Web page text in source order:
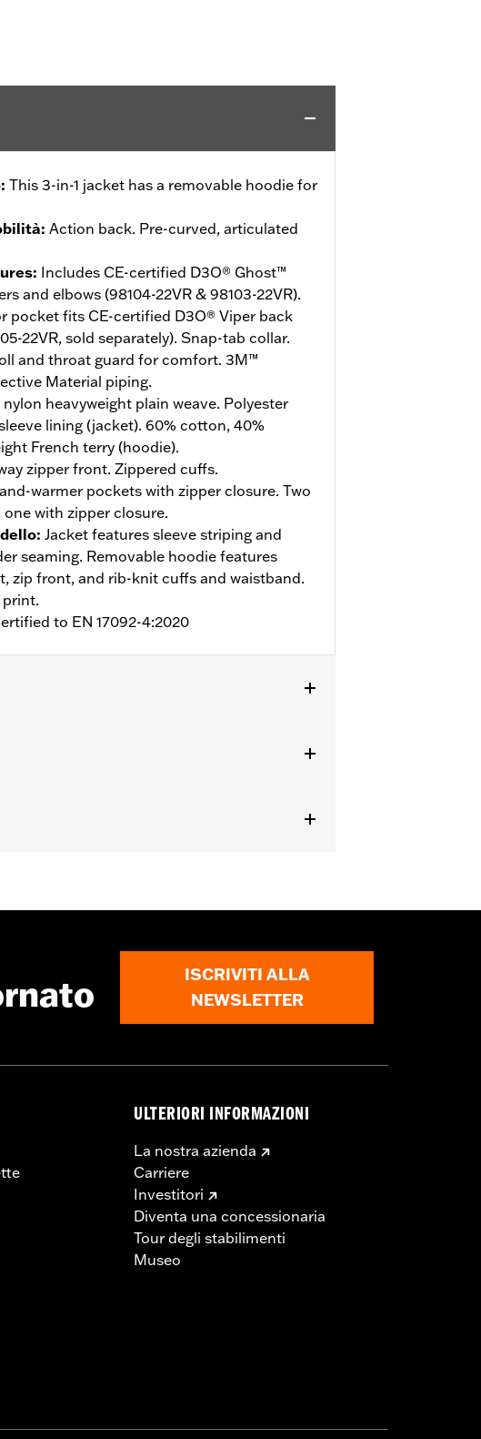
: This 3-in-1 jacket has a removable hoodie for
: Action back. Pre-curved, articulated
: Includes CE-certified D3O® Ghost™
and elbows (98104-22VR & 98103-22VR).
pocket fits CE-certified D3O® Viper back
22VR, sold separately). Snap-tab collar.
and throat guard for comfort. 3M™
Material piping.
nylon heavyweight plain weave. Polyester
lining (jacket). 60% cotton, 40%
French terry (hoodie).
zipper front. Zippered cuffs.
warmer pockets with zipper closure. Two
with zipper closure.
: Jacket features sleeve striping and
seaming. Removable hoodie features
zip front, and rib-knit cuffs and waistband.
print.
to EN 17092-4:2020
Chiusura anteriore
ISCRIVITI ALLA
NEWSLETTER
ULTERIORI INFORMAZIONI
La nostra azienda
Carriere
Investitori
Diventa una concessionaria
Tour degli stabilimenti
Museo